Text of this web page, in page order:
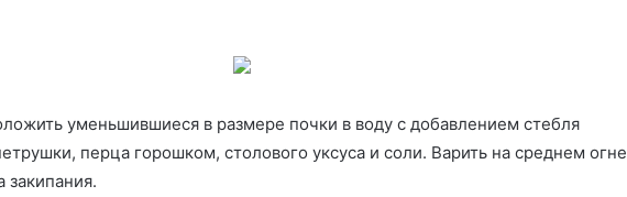
уменьшившиеся в размере почки в воду с добавлением стебля
перца горошком, столового уксуса и соли. Варить на среднем огне
закипания.